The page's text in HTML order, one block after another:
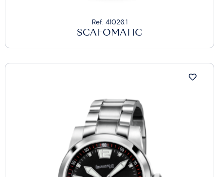
Ref. 41026.1
SCAFOMATIC